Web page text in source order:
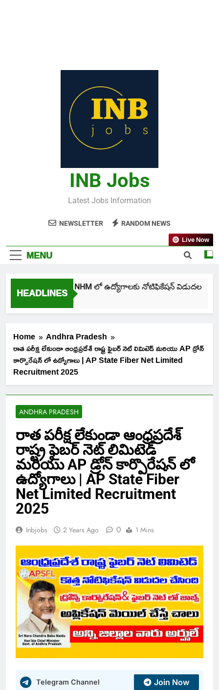
INB Jobs
Latest Jobs Information
NEWSLETTER RANDOM NEWS
MENU
Live Now
HEADLINES
తెలంగాణ NHM లో ఉద్యోగాలకు నోటిఫికేషన్ విడుదల
Home
Andhra Pradesh
రాత పరీక్ష లేకుండా ఆంధ్రప్రదేశ్ రాష్ట్ర ఫైబర్ నెట్ లిమిటెడ్ మరియు AP డ్రోన్
కార్పొరేషన్ లో ఉద్యోగాలు | AP State Fiber Net Limited
Recruitment 2025
ANDHRA PRADESH
రాత పరీక్ష లేకుండా ఆంధ్రప్రదేశ్
రాష్ట్ర ఫైబర్ నెట్ లిమిటెడ్
మరియు AP డ్రోన్ కార్పొరేషన్ లో
ఉద్యోగాలు | AP State Fiber
Net Limited Recruitment
2025
Inbjobs 2 Years Ago 0 1 Mins
Telegram Channel Join Now